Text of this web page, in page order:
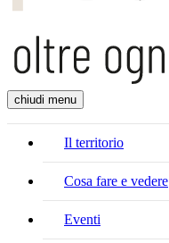
chiudi menu
Il territorio
Cosa fare e vedere
Eventi